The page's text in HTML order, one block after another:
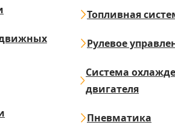
Топливная
Рулевое
Система
двигателя
Пневматика